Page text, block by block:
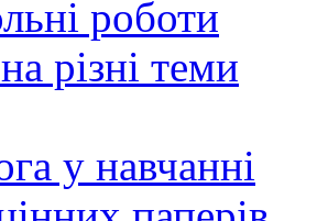
роботи
різні теми
у навчанні